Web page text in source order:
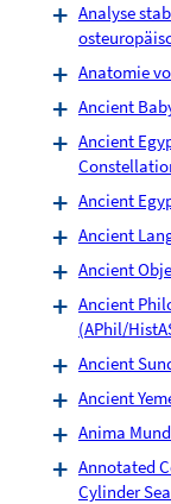
Analyse
Anatomie
Ancient
Ancient
Ancient
Ancient
Ancient
Ancient
(APhil/
Ancient
Ancient
Anima
Annotated
Cylinder